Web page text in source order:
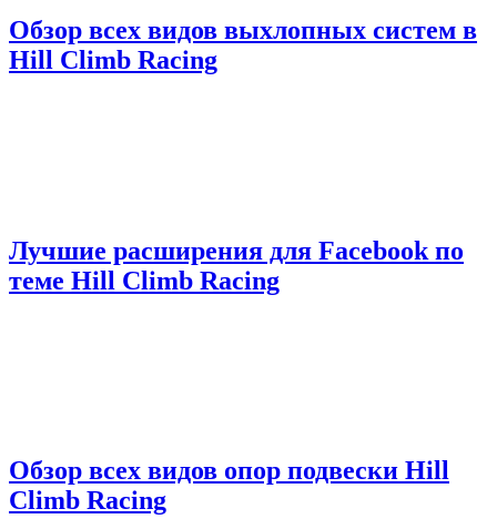
Обзор всех видов выхлопных систем в
Hill Climb Racing
Лучшие расширения для Facebook по
теме Hill Climb Racing
Обзор всех видов опор подвески Hill
Climb Racing